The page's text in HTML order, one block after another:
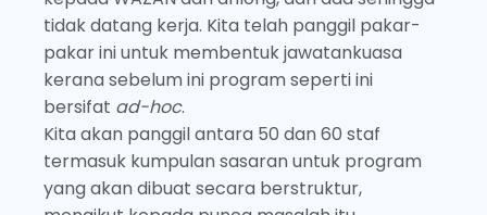
tidak datang kerja. Kita telah panggil pakar-
pakar ini untuk membentuk jawatankuasa
kerana sebelum ini program seperti ini
bersifat ad-hoc.
Kita akan panggil antara 50 dan 60 staf
termasuk kumpulan sasaran untuk program
yang akan dibuat secara berstruktur,